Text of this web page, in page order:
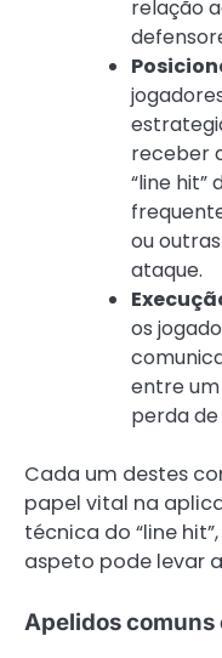
relação
receber
“line hit”
ou
ataque.
os
entre um
perda de
Cada um destes
papel vital na
técnica do “line
aspeto pode levar
Apelidos comuns